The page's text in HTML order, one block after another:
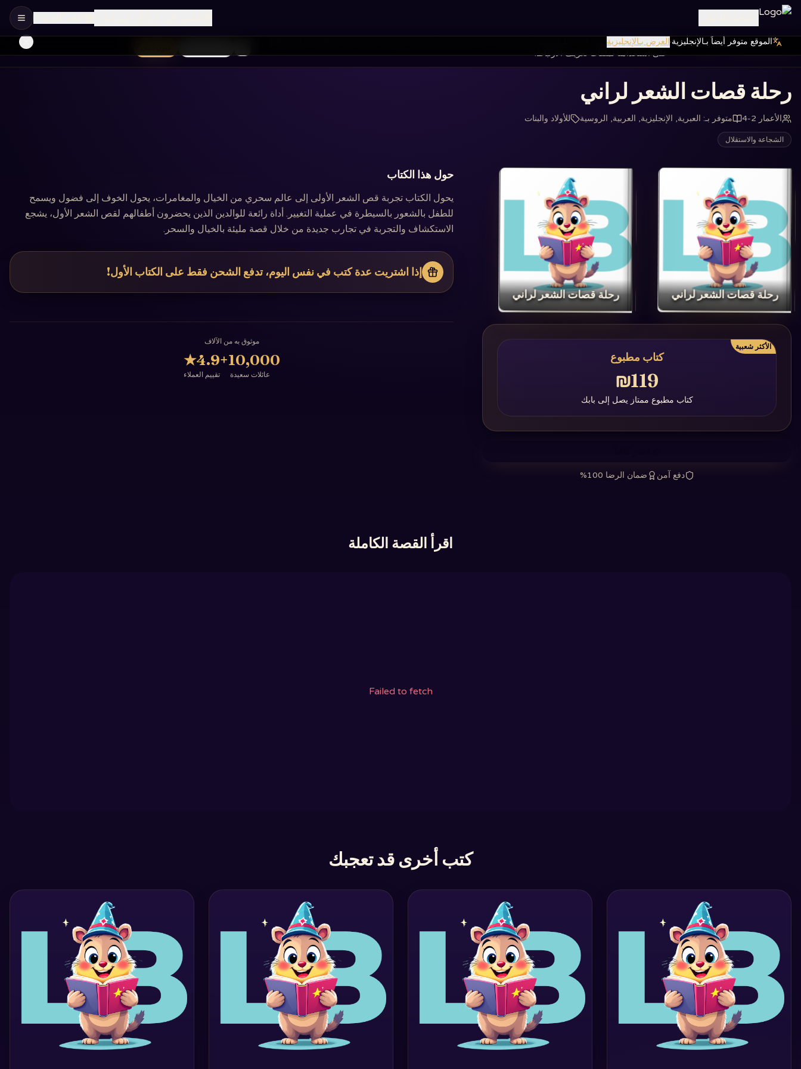
الموقع متوفر أيضاً بـالإنجليزية·العرض بـالإنجليزية
نستخدم ملفات تعريف الارتباط لتحسين تجربتك وتحليل حركة المرور على الموقع. بالنقر على 'قبول الكل'، فإنك توافق
على استخدامنا لملفات تعريف الارتباط.
الصفحة الرئيسية كتب ‏رحلة قصات الشعر لراني‏
‏رحلة قصات الشعر لراني‏
الأعمار 2-4 متوفر بـ: العبرية, الإنجليزية, العربية, الروسية للأولاد والبنات
الشجاعة والاستقلال
‏رحلة قصات الشعر لراني‏ ‏رحلة قصات الشعر لراني‏
الأكثر شعبية
كتاب مطبوع
₪119
كتاب مطبوع ممتاز يصل إلى بابك
دفع آمن ضمان الرضا 100%
حول هذا الكتاب
يحول الكتاب تجربة قص الشعر الأولى إلى عالم سحري من الخيال والمغامرات، يحول الخوف إلى فضول ويسمح
للطفل بالشعور بالسيطرة في عملية التغيير. أداة رائعة للوالدين الذين يحضرون أطفالهم لقص الشعر الأول، يشجع
الاستكشاف والتجربة في تجارب جديدة من خلال قصة مليئة بالخيال والسحر.
إذا اشتريت عدة كتب في نفس اليوم، تدفع الشحن فقط على الكتاب الأول!
موثوق به من الآلاف
10,000+
عائلات سعيدة
4.9
★
تقييم العملاء
اقرأ القصة الكاملة
Failed to fetch
كتب أخرى قد تعجبك